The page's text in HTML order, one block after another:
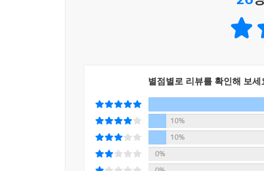
파생상품은 주식, 채권, 원유, 외환, 농산물 등 기
터 파생되어 결정되기 때문에 ‘파생상품’이란 이
남기거나 손실이 클 수도 있습니다. 원래는 불확
근하기 어렵다는 단점이 있죠. 필요에 의해 파생
과 옵션, 파생결합증권 등이 있습니다. --- p.144
경제기사 외에 애널리스트 리포트까지 넓은 의미
분 미래에 대해서는 긍정적으로 예상하기 때문이
력매수’입니다. 정말 사회적 물의를 일으켰거나
경제기사 읽기를 습관으로 장착하면 미래에 대
경제기사를 읽는 것이 재밌으면 습관이 되고,
경제기사를 읽기 위해 필요한 핵심 경제상식 31
이해하기’ 코스는 트레이닝의 마지닥 단계다.
4주간의 완독 플래닝을 잘 소화하면, 그 다음은
경제기사를 찾고, 스스로 질문하고 대답하는 과정
별점별로 리뷰를 확인해 보세
10%
10%
0%